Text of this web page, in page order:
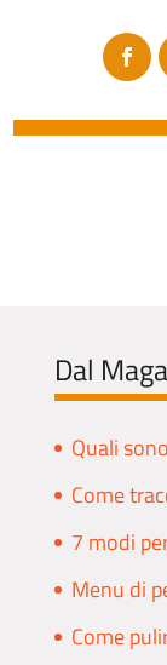
Dal
Quali
Come
7 modi
Menu di
Come